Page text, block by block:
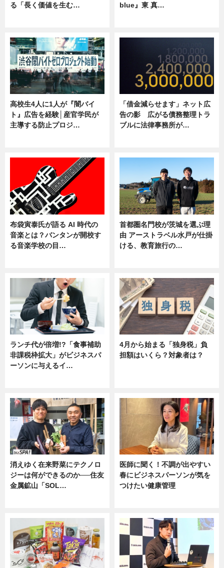
る「長く価値を生む…
blue』東 真…
高校生4人に1人が『闇バイ
ト』広告を経験│産官学民が
主導する防止プロジ…
「借金減らせます」ネット広
告の影 広がる債務整理トラ
ブルに法律事務所が…
布袋寅泰氏が語る AI 時代の
音楽とは？バンタンが開校す
る音楽学校の目…
首都圏名門校が茨城を選ぶ理
由 アーストラベル水戸が仕掛
ける、教育旅行の…
ランチ代が倍増!?「食事補助
非課税枠拡大」がビジネスパ
ーソンに与えるイ…
4月から始まる「独身税」負
担額はいくら？対象者は？
消えゆく在来野菜にテクノロ
ジーは何ができるのか──住友
金属鉱山「SOL…
医師に聞く！不調が出やすい
春にビジネスパーソンが気を
つけたい健康管理